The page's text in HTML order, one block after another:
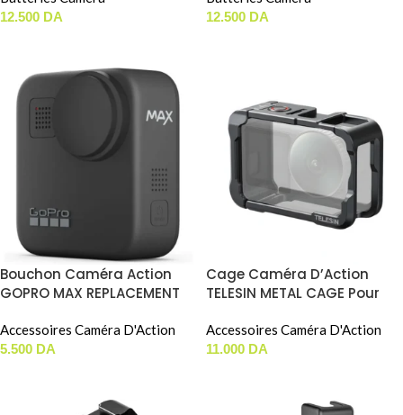
12.500 DA 12.500 DA
Bouchon Caméra Action
GOPRO MAX REPLACEMENT
Accessoires Caméra D'Action
5.500 DA
Cage Caméra D’Action
TELESIN METAL CAGE Pour
TDJ )
Accessoires Caméra D'Action
11.000 DA